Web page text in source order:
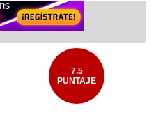
7.5
PUNTAJE